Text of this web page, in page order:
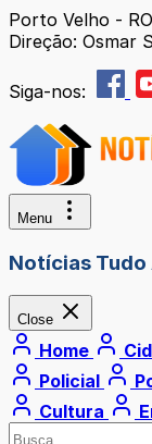
Porto Velho -
Direção: Osmar
Siga-nos:
Menu
Notícias Tudo
Close
Home
Policial
Cultura